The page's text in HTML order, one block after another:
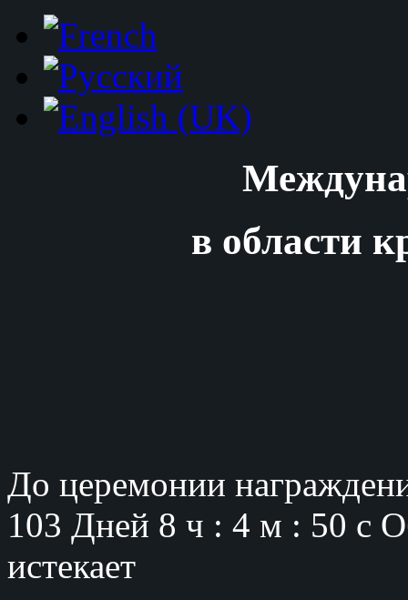
в области
До церемонии
103 Дней 8 ч : 4 м : 49 с
истекает